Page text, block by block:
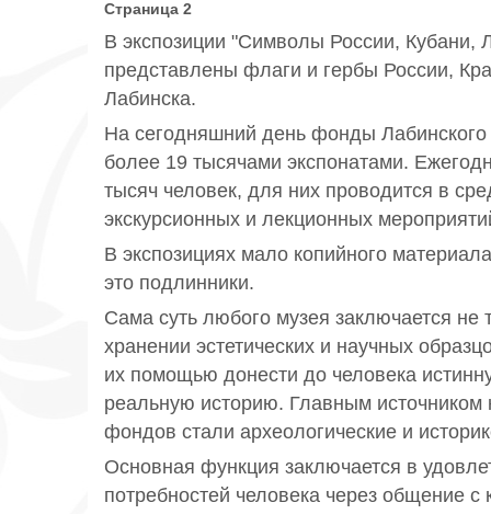
Страница 2
В экспозиции "Символы России, Кубани,
представлены флаги и гербы России,
Лабинска.
На сегодняшний день фонды Лабинского
более 19 тысячами экспонатами.
тысяч человек, для них проводится в
экскурсионных и лекционных
В экспозициях мало копийного
это подлинники.
Сама суть любого музея заключается не
хранении эстетических и научных
их помощью донести до человека
реальную историю. Главным источником
фондов стали археологические и
Основная функция заключается в
потребностей человека через общение